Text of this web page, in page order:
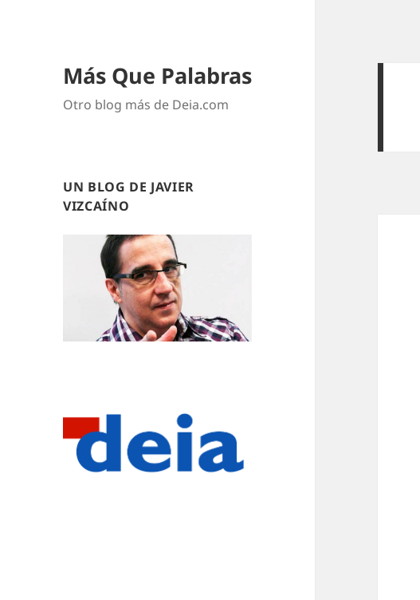
Más Que Palabras
Otro blog más de Deia.com
UN BLOG DE JAVIER
VIZCAÍNO